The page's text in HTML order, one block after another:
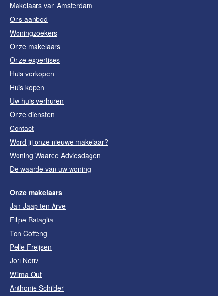
Makelaars van Amsterdam
Ons aanbod
Woningzoekers
Onze makelaars
Onze expertises
Huis verkopen
Huis kopen
Uw huis verhuren
Onze diensten
Contact
Word jij onze nieuwe makelaar?
Woning Waarde Adviesdagen
De waarde van uw woning
Onze makelaars
Jan Jaap ten Arve
Filipe Bataglia
Ton Coffeng
Pelle Freijsen
Jori Netiv
Wilma Out
Anthonie Schilder